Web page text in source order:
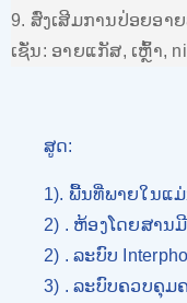
9. ສົ່ງເສີມການປ່ອຍອາ
ເຊັ່ນ: ອາຍແກັສ, ເຫຼົ້າ,
ສູດ:
1). ພື້ນທີ່ພາຍໃນແ
2) . ຫ້ອງໂດຍສານ
2) . ລະບົບ
3) . ລະບົບຄວບຄຸມ